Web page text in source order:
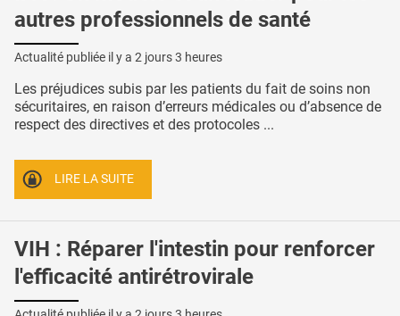
autres professionnels de santé
Actualité publiée il y a 2 jours 3 heures
Les préjudices subis par les patients du fait de soins non
sécuritaires, en raison d’erreurs médicales ou d’absence de
respect des directives et des protocoles ...
LIRE LA SUITE
VIH : Réparer l'intestin pour renforcer
l'efficacité antirétrovirale